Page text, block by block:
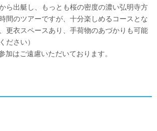
ら出艇し、もっとも桜の密度の濃い弘明寺方
間のツアーですが、十分楽しめるコースとな
更衣スペースあり、手荷物のあづかりも可能
ださい）
加はご遠慮いただいております。